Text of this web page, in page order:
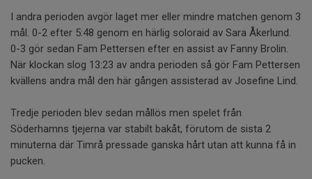
I andra perioden avgör laget mer eller mindre matchen genom 3
mål. 0-2 efter 5:48 genom en härlig soloraid av Sara Åkerlund.
0-3 gör sedan Fam Pettersen efter en assist av Fanny Brolin.
När klockan slog 13:23 av andra perioden så gör Fam Pettersen
kvällens andra mål den här gången assisterad av Josefine Lind.
Tredje perioden blev sedan mållös men spelet från
Söderhamns tjejerna var stabilt bakåt, förutom de sista 2
minuterna där Timrå pressade ganska hårt utan att kunna få in
pucken.